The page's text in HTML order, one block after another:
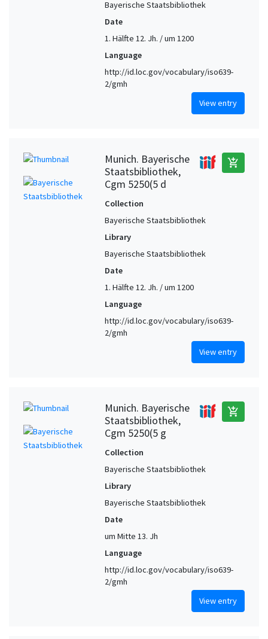
Bayerische Staatsbibliothek
Date
1. Hälfte 12. Jh. / um 1200
Language
http://id.loc.gov/vocabulary/iso639-
2/gmh
View entry
Munich. Bayerische
Staatsbibliothek,
Cgm 5250(5 d
add_shopping_cart
Collection
Bayerische Staatsbibliothek
Library
Bayerische Staatsbibliothek
Date
1. Hälfte 12. Jh. / um 1200
Language
http://id.loc.gov/vocabulary/iso639-
2/gmh
View entry
Munich. Bayerische
Staatsbibliothek,
Cgm 5250(5 g
add_shopping_cart
Collection
Bayerische Staatsbibliothek
Library
Bayerische Staatsbibliothek
Date
um Mitte 13. Jh
Language
http://id.loc.gov/vocabulary/iso639-
2/gmh
View entry